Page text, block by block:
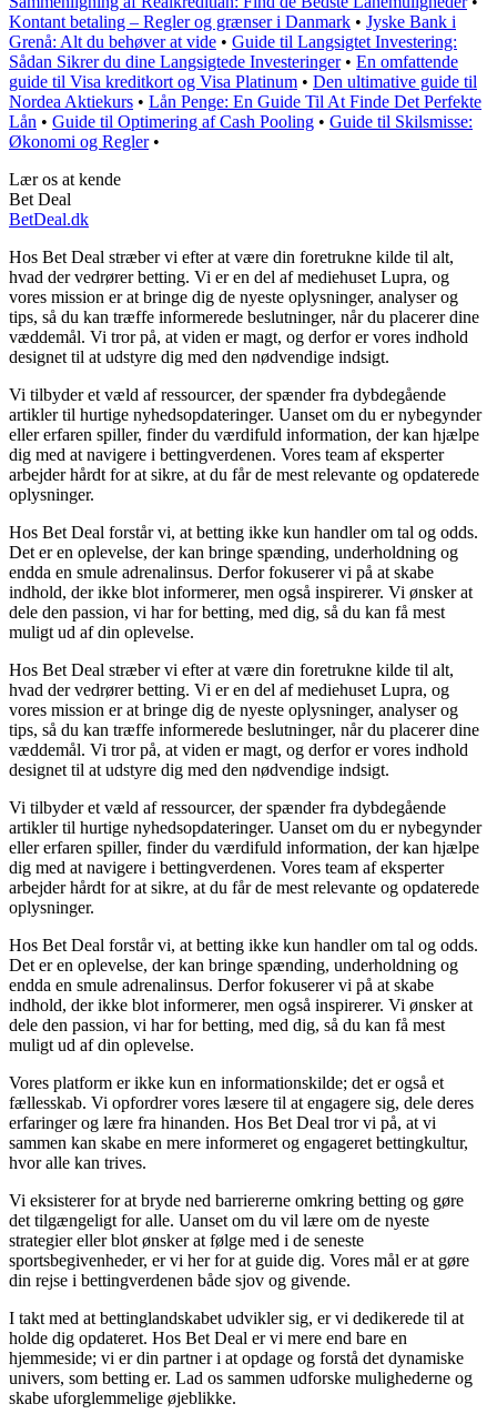
Kontant betaling – Regler og grænser i Danmark • Jyske Bank i
Grenå: Alt du behøver at vide • Guide til Langsigtet Investering:
Sådan Sikrer du dine Langsigtede Investeringer• En omfattende
guide til Visa kreditkort og Visa Platinum • Den ultimative guide til
Nordea Aktiekurs • Lån Penge: En Guide Til At Finde Det Perfekte
Lån • Guide til Optimering af Cash Pooling • Guide til Skilsmisse:
Økonomi og Regler•
Lær os at kende
Bet Deal
BetDeal.dk
Hos Bet Deal stræber vi efter at være din foretrukne kilde til alt,
hvad der vedrører betting. Vi er en del af mediehuset Lupra, og
vores mission er at bringe dig de nyeste oplysninger, analyser og
tips, så du kan træffe informerede beslutninger, når du placerer dine
væddemål. Vi tror på, at viden er magt, og derfor er vores indhold
designet til at udstyre dig med den nødvendige indsigt.
Vi tilbyder et væld af ressourcer, der spænder fra dybdegående
artikler til hurtige nyhedsopdateringer. Uanset om du er nybegynder
eller erfaren spiller, finder du værdifuld information, der kan hjælpe
dig med at navigere i bettingverdenen. Vores team af eksperter
arbejder hårdt for at sikre, at du får de mest relevante og opdaterede
oplysninger.
Hos Bet Deal forstår vi, at betting ikke kun handler om tal og odds.
Det er en oplevelse, der kan bringe spænding, underholdning og
endda en smule adrenalinsus. Derfor fokuserer vi på at skabe
indhold, der ikke blot informerer, men også inspirerer. Vi ønsker at
dele den passion, vi har for betting, med dig, så du kan få mest
muligt ud af din oplevelse.
Hos Bet Deal stræber vi efter at være din foretrukne kilde til alt,
hvad der vedrører betting. Vi er en del af mediehuset Lupra, og
vores mission er at bringe dig de nyeste oplysninger, analyser og
tips, så du kan træffe informerede beslutninger, når du placerer dine
væddemål. Vi tror på, at viden er magt, og derfor er vores indhold
designet til at udstyre dig med den nødvendige indsigt.
Vi tilbyder et væld af ressourcer, der spænder fra dybdegående
artikler til hurtige nyhedsopdateringer. Uanset om du er nybegynder
eller erfaren spiller, finder du værdifuld information, der kan hjælpe
dig med at navigere i bettingverdenen. Vores team af eksperter
arbejder hårdt for at sikre, at du får de mest relevante og opdaterede
oplysninger.
Hos Bet Deal forstår vi, at betting ikke kun handler om tal og odds.
Det er en oplevelse, der kan bringe spænding, underholdning og
endda en smule adrenalinsus. Derfor fokuserer vi på at skabe
indhold, der ikke blot informerer, men også inspirerer. Vi ønsker at
dele den passion, vi har for betting, med dig, så du kan få mest
muligt ud af din oplevelse.
Vores platform er ikke kun en informationskilde; det er også et
fællesskab. Vi opfordrer vores læsere til at engagere sig, dele deres
erfaringer og lære fra hinanden. Hos Bet Deal tror vi på, at vi
sammen kan skabe en mere informeret og engageret bettingkultur,
hvor alle kan trives.
Vi eksisterer for at bryde ned barriererne omkring betting og gøre
det tilgængeligt for alle. Uanset om du vil lære om de nyeste
strategier eller blot ønsker at følge med i de seneste
sportsbegivenheder, er vi her for at guide dig. Vores mål er at gøre
din rejse i bettingverdenen både sjov og givende.
I takt med at bettinglandskabet udvikler sig, er vi dedikerede til at
holde dig opdateret. Hos Bet Deal er vi mere end bare en
hjemmeside; vi er din partner i at opdage og forstå det dynamiske
univers, som betting er. Lad os sammen udforske mulighederne og
skabe uforglemmelige øjeblikke.